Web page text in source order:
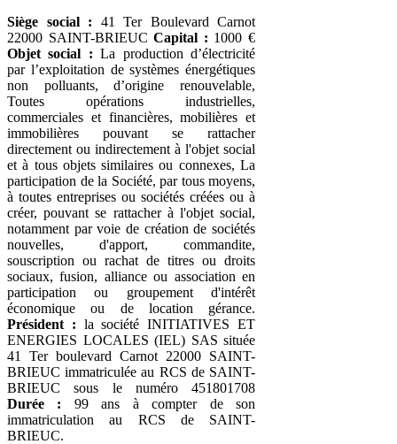
Siège social : 41 Ter Boulevard Carnot
22000 SAINT-BRIEUCCapital : 1000 €
Objet social : La production d’électricité
par l’exploitation de systèmes énergétiques
non polluants, d’origine renouvelable,
Toutes opérations industrielles,
commerciales et financières, mobilières et
immobilières pouvant se rattacher
directement ou indirectement à l'objet social
et à tous objets similaires ou connexes, La
participation de la Société, par tous moyens,
à toutes entreprises ou sociétés créées ou à
créer, pouvant se rattacher à l'objet social,
notamment par voie de création de sociétés
nouvelles, d'apport, commandite,
souscription ou rachat de titres ou droits
sociaux, fusion, alliance ou association en
participation ou groupement d'intérêt
économique ou de location gérance.
Président : la société INITIATIVES ET
ENERGIES LOCALES (IEL) SAS située
41 Ter boulevard Carnot 22000 SAINT-
BRIEUC immatriculée au RCS de SAINT-
BRIEUC sous le numéro 451801708
Durée : 99 ans à compter de son
immatriculation au RCS de SAINT-
BRIEUC.